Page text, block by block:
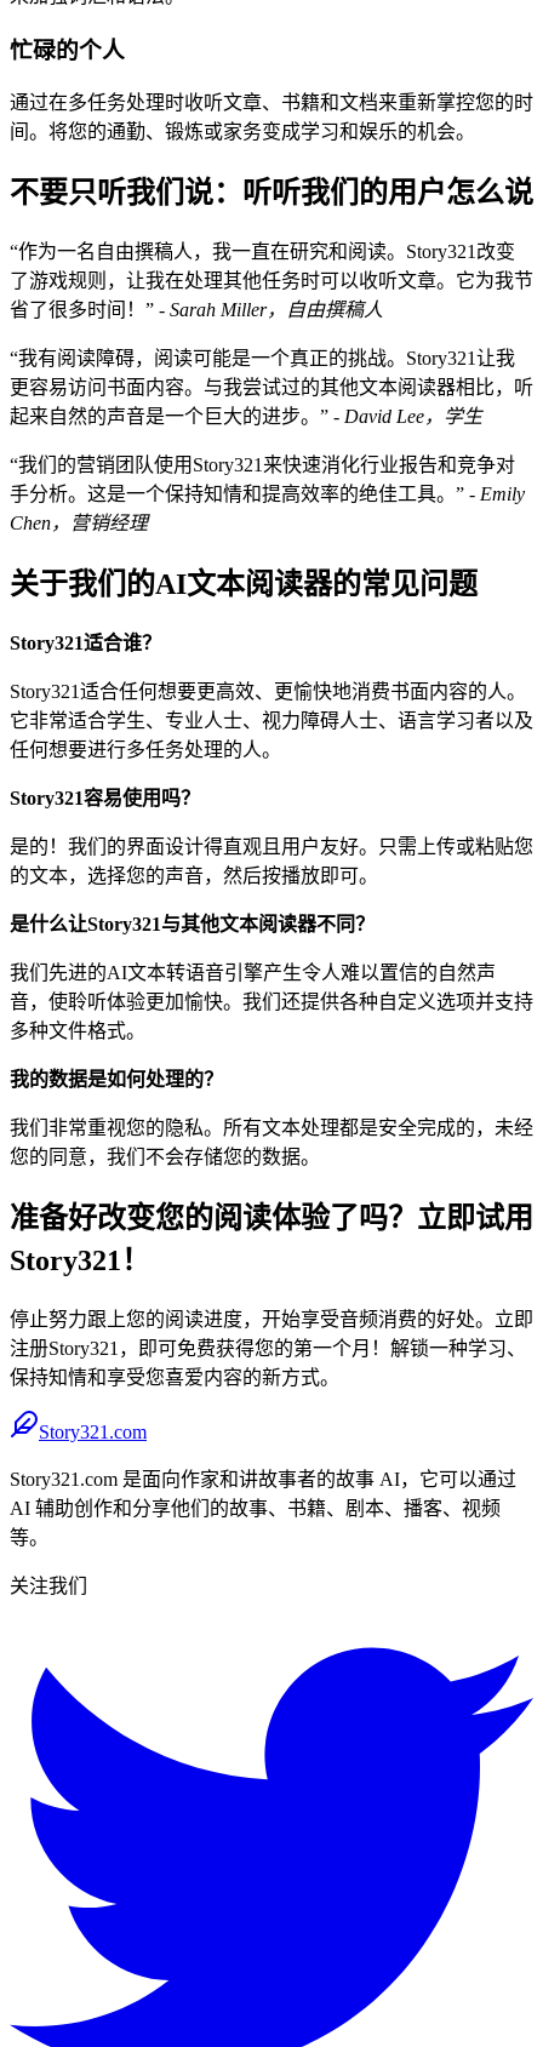
忙碌的个人
通过在多任务处理时收听文章、书籍和文档来重新掌控您的时
间。将您的通勤、锻炼或家务变成学习和娱乐的机会。
不要只听我们说：听听我们的用户怎么说
“作为一名自由撰稿人，我一直在研究和阅读。Story321改变
了游戏规则，让我在处理其他任务时可以收听文章。它为我节
省了很多时间！” - Sarah Miller，自由撰稿人
“我有阅读障碍，阅读可能是一个真正的挑战。Story321让我
更容易访问书面内容。与我尝试过的其他文本阅读器相比，听
起来自然的声音是一个巨大的进步。” - David Lee，学生
“我们的营销团队使用Story321来快速消化行业报告和竞争对
手分析。这是一个保持知情和提高效率的绝佳工具。” - Emily
Chen，营销经理
关于我们的AI文本阅读器的常见问题
Story321适合谁？
Story321适合任何想要更高效、更愉快地消费书面内容的人。
它非常适合学生、专业人士、视力障碍人士、语言学习者以及
任何想要进行多任务处理的人。
Story321容易使用吗？
是的！我们的界面设计得直观且用户友好。只需上传或粘贴您
的文本，选择您的声音，然后按播放即可。
是什么让Story321与其他文本阅读器不同？
我们先进的AI文本转语音引擎产生令人难以置信的自然声
音，使聆听体验更加愉快。我们还提供各种自定义选项并支持
多种文件格式。
我的数据是如何处理的？
我们非常重视您的隐私。所有文本处理都是安全完成的，未经
您的同意，我们不会存储您的数据。
准备好改变您的阅读体验了吗？立即试用
Story321！
停止努力跟上您的阅读进度，开始享受音频消费的好处。立即
注册Story321，即可免费获得您的第一个月！解锁一种学习、
保持知情和享受您喜爱内容的新方式。
Story321.com
Story321.com 是面向作家和讲故事者的故事 AI，它可以通过
AI 辅助创作和分享他们的故事、书籍、剧本、播客、视频
等。
关注我们